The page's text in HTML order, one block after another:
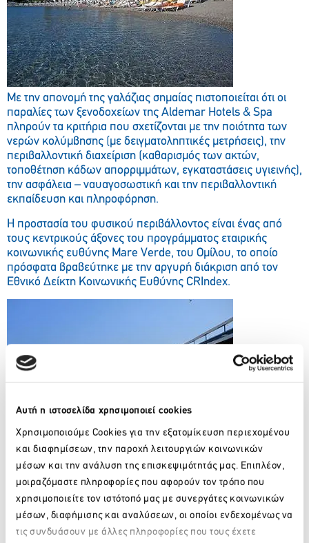
Αυτή η ιστοσελίδα χρησιμοποιεί cookies
Χρησιμοποιούμε Cookies για την εξατομίκευση περιεχομένου
και διαφημίσεων, την παροχή λειτουργιών κοινωνικών
μέσων και την ανάλυση της επισκεψιμότητάς μας. Επιπλέον,
μοιραζόμαστε πληροφορίες που αφορούν τον τρόπο που
χρησιμοποιείτε τον ιστότοπό μας με συνεργάτες κοινωνικών
μέσων, διαφήμισης και αναλύσεων, οι οποίοι ενδεχομένως να
τις συνδυάσουν με άλλες πληροφορίες που τους έχετε
Με την απονομή της γαλάζιας σημαίας πιστοποιείται ότι οι
παραλίες των ξενοδοχείων της Aldemar Hotels & Spa
πληρούν τα κριτήρια που σχετίζονται με την ποιότητα των
νερών κολύμβησης (με δειγματοληπτικές μετρήσεις), την
περιβαλλοντική διαχείριση (καθαρισμός των ακτών,
τοποθέτηση κάδων απορριμμάτων, εγκαταστάσεις υγιεινής),
την ασφάλεια – ναυαγοσωστική και την περιβαλλοντική
εκπαίδευση και πληροφόρηση.
Η προστασία του φυσικού περιβάλλοντος είναι ένας από
τους κεντρικούς άξονες του προγράμματος εταιρικής
κοινωνικής ευθύνης Μare Verde, του Ομίλου, το οποίο
πρόσφατα βραβεύτηκε με την αργυρή διάκριση από τον
Εθνικό Δείκτη Κοινωνικής Ευθύνης CRIndex.